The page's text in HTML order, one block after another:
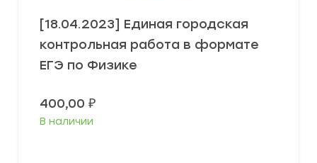
[18.04.2023] Единая городская
контрольная работа в формате
ЕГЭ по Физике
400,00 ₽
В наличии